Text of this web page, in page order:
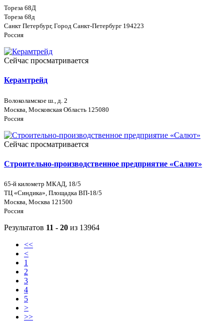
Тореза 68Д
Тореза 68д
Санкт Петербург, Город Санкт-Петербург 194223
Россия
Сейчас просматривается
Керамтрейд
Волоколамское ш., д. 2
Москва, Московская Область 125080
Россия
Сейчас просматривается
Строительно-производственное предприятие «Салют»
65-й километр МКАД, 18/5
ТЦ «Синдика», Площадка ВП-18/5
Москва, Москва 121500
Россия
Результатов 11 - 20 из 13964
<<
<
1
2
3
4
5
>
>>